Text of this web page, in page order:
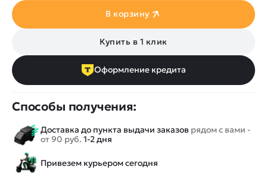
В корзину
Купить в 1 клик
Оформление кредита
Способы получения:
Доставка до пункта выдачи заказов рядом с вами -
от 90 руб. 1-2 дня
Привезем курьером сегодня
Железные дороги
Конструкторы
Запчасти для моделей